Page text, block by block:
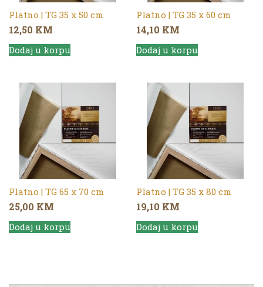
Platno | TG 35 x 50 cm
12,50 KM
Dodaj u korpu
Platno | TG 35 x 60 cm
14,10 KM
Dodaj u korpu
Platno | TG 65 x 70 cm
25,00 KM
Dodaj u korpu
Platno | TG 35 x 80 cm
19,10 KM
Dodaj u korpu